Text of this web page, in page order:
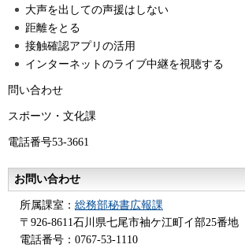
大声を出しての声援はしない
距離をとる
接触確認アプリの活用
インターネットのライブ中継を視聴する
問い合わせ
スポーツ・文化課
電話番号53-3661
お問い合わせ
所属課室： 総務部秘書広報課
〒926-8611石川県七尾市袖ケ江町イ部25番地
電話番号：0767-53-1110